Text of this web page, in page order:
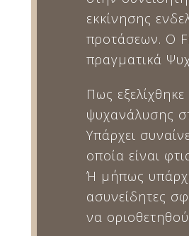
εκκίνησης
προτάσεων. Ο
πραγματικά
Πως
ψυχανάλυσης
Υπάρχει
οποία είναι
Ή μήπως
ασυνείδητες
να